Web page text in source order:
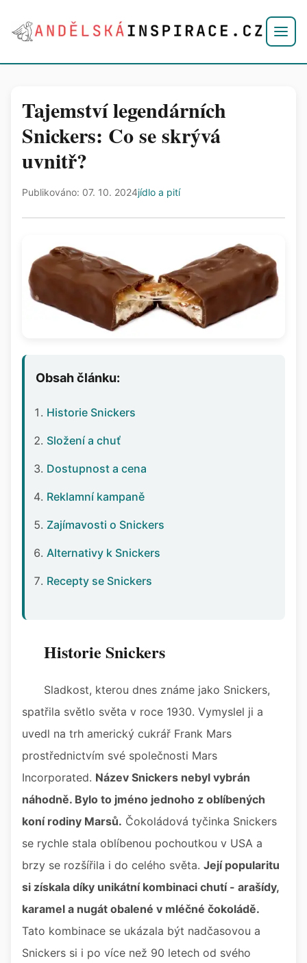
Tajemství legendárních
Snickers: Co se skrývá
uvnitř?
Publikováno: 07. 10. 2024jídlo a pití
Obsah článku:
Historie Snickers
Složení a chuť
Dostupnost a cena
Reklamní kampaně
Zajímavosti o Snickers
Alternativy k Snickers
Recepty se Snickers
Historie Snickers
Sladkost, kterou dnes známe jako Snickers,
spatřila světlo světa v roce 1930. Vymyslel ji a
uvedl na trh americký cukrář Frank Mars
prostřednictvím své společnosti Mars
Incorporated. Název Snickers nebyl vybrán
náhodně. Bylo to jméno jednoho z oblíbených
koní rodiny Marsů. Čokoládová tyčinka Snickers
se rychle stala oblíbenou pochoutkou v USA a
brzy se rozšířila i do celého světa. Její popularitu
si získala díky unikátní kombinaci chutí - arašídy,
karamel a nugát obalené v mléčné čokoládě.
Tato kombinace se ukázala být nadčasovou a
Snickers si i po více než 90 letech od svého